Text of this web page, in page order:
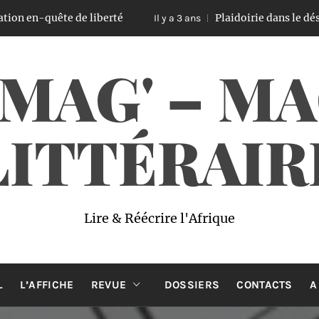
quête de liberté Il y a 3 ans Plaidoirie dans le désert, un
–
Lire & Réécrire l'Afrique
L’AFFICHE REVUE DOSSIERS CONTACTS A